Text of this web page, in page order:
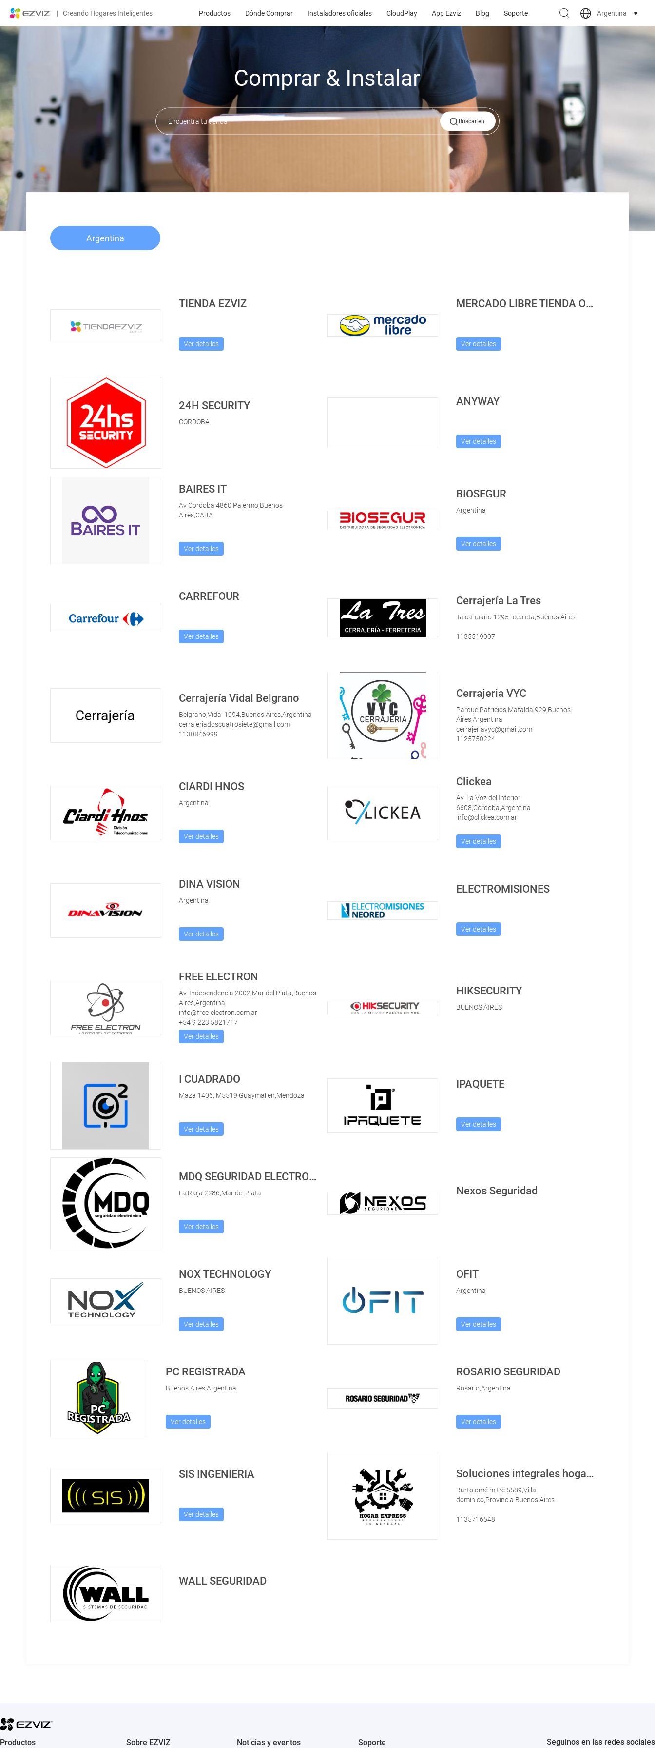
| Creando Hogares Inteligentes Productos Dónde Comprar Instaladores oficiales CloudPlay App Ezviz Blog Soporte Argentina
Comprar & Instalar
Buscar en
Argentina
TIENDA EZVIZ
Ver detalles
MERCADO LIBRE TIENDA OFICIAL
Ver detalles
24H SECURITY
CORDOBA
ANYWAY
Ver detalles
BAIRES IT
Av Cordoba 4860 Palermo,Buenos
Aires,CABA
Ver detalles
BIOSEGUR
Argentina
Ver detalles
CARREFOUR
Ver detalles
Cerrajería La Tres
Talcahuano 1295 recoleta,Buenos Aires
1135519007
Cerrajería Vidal Belgrano
Belgrano,Vidal 1994,Buenos Aires,Argentina
cerrajeriadoscuatrosiete@gmail.com
1130846999
Cerrajeria VYC
Parque Patricios,Mafalda 929,Buenos
Aires,Argentina
cerrajeriavyc@gmail.com
1125750224
CIARDI HNOS
Argentina
Ver detalles
Clickea
Av. La Voz del Interior
6608,Córdoba,Argentina
info@clickea.com.ar
Ver detalles
DINA VISION
Argentina
Ver detalles
ELECTROMISIONES
Ver detalles
FREE ELECTRON
Av. Independencia 2002,Mar del Plata,Buenos
Aires,Argentina
info@free-electron.com.ar
+54 9 223 5821717
Ver detalles
HIKSECURITY
BUENOS AIRES
I CUADRADO
Maza 1406, M5519 Guaymallén,Mendoza
Ver detalles
IPAQUETE
Ver detalles
MDQ SEGURIDAD ELECTRONICA
La Rioja 2286,Mar del Plata
Ver detalles
Nexos Seguridad
NOX TECHNOLOGY
BUENOS AIRES
Ver detalles
OFIT
Argentina
Ver detalles
PC REGISTRADA
Buenos Aires,Argentina
Ver detalles
ROSARIO SEGURIDAD
Rosario,Argentina
Ver detalles
SIS INGENIERIA
Ver detalles
Soluciones integrales hogar express
Bartolomé mitre 5589,Villa
dominico,Provincia Buenos Aires
1135716548
WALL SEGURIDAD
Productos Sobre EZVIZ Noticias y eventos Soporte Seguinos en las redes sociales